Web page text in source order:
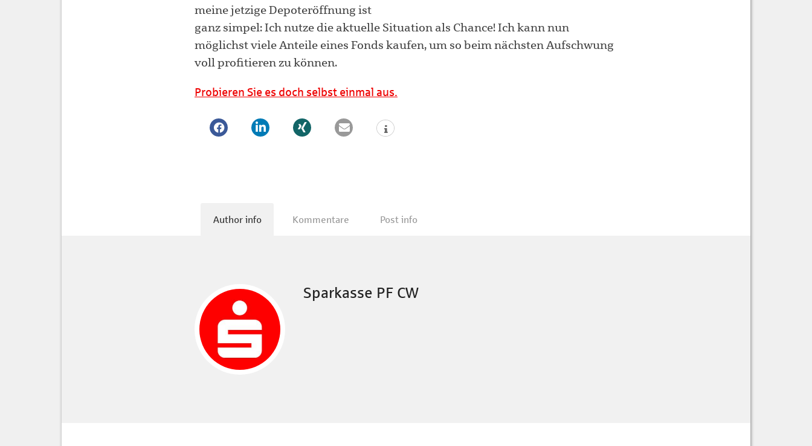
meine jetzige Depoteröffnung ist
ganz simpel: Ich nutze die aktuelle Situation als Chance! Ich kann nun
möglichst viele Anteile eines Fonds kaufen, um so beim nächsten Aufschwung
voll profitieren zu können.
Probieren Sie es doch selbst einmal aus.
Author info Kommentare Post info
Sparkasse PF CW